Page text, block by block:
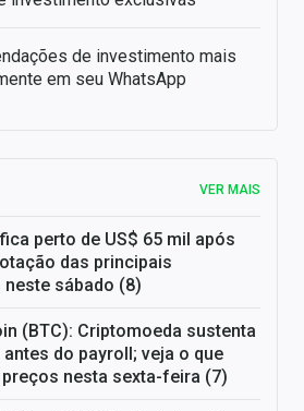
de investimento mais
em seu WhatsApp
VER MAIS
perto de US$ 65 mil após
das principais
sábado (8)
(BTC): Criptomoeda sustenta
do payroll; veja o que
nesta sexta-feira (7)